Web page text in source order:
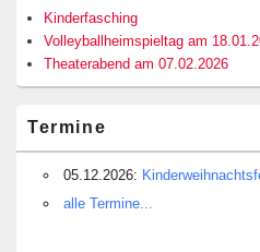
Kinderfasching
Volleyballheimspieltag am
Theaterabend am 07.02.2026
Termine
05.12.2026:
alle Termine...